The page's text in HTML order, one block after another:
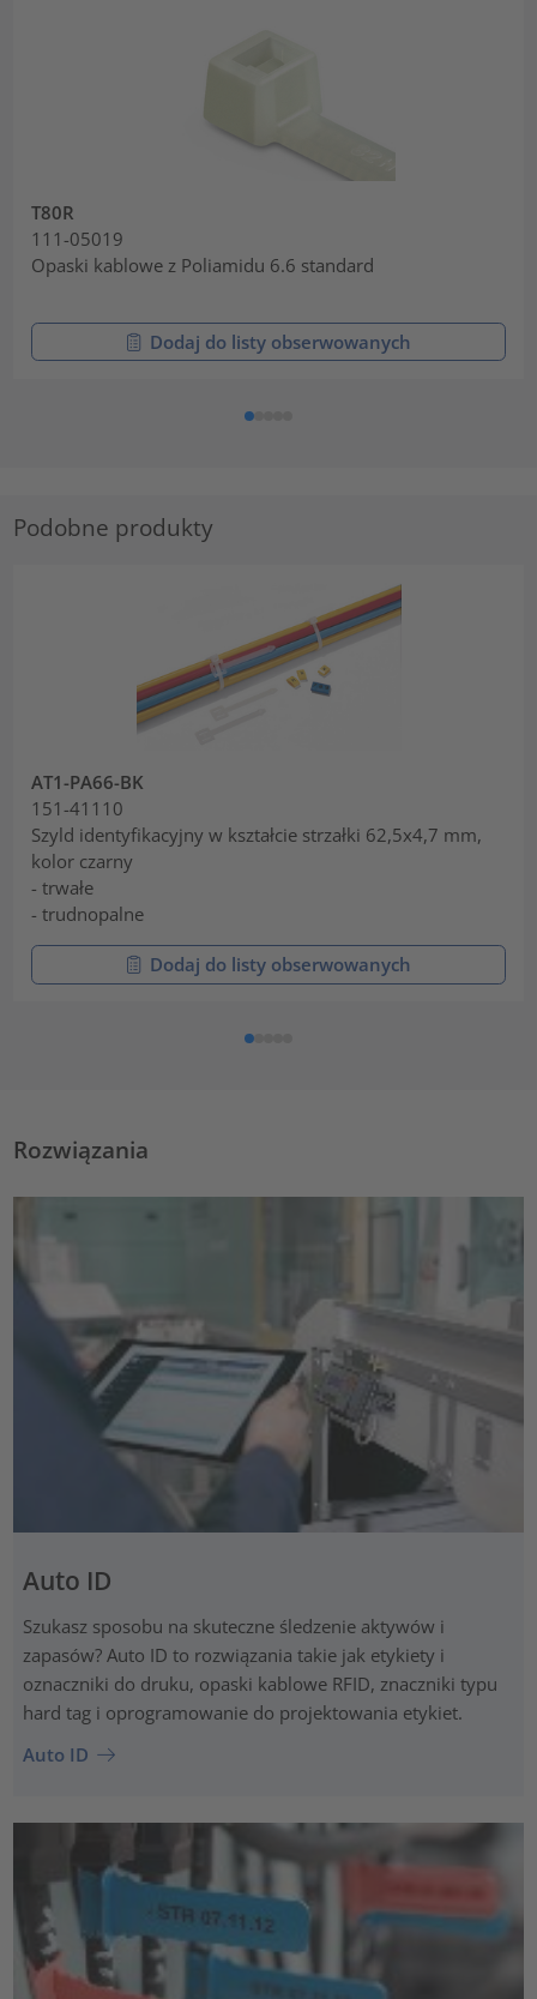
T80R
111-05019
Opaski kablowe z Poliamidu 6.6 standard
Dodaj do listy obserwowanych
Podobne produkty
AT1-PA66-BK
151-41110
Szyld identyfikacyjny w kształcie strzałki 62,5x4,7 mm,
kolor czarny
- trwałe
- trudnopalne
Dodaj do listy obserwowanych
Rozwiązania
Auto ID
Szukasz sposobu na skuteczne śledzenie aktywów i
zapasów? Auto ID to rozwiązania takie jak etykiety i
oznaczniki do druku, opaski kablowe RFID, znaczniki typu
hard tag i oprogramowanie do projektowania etykiet.
Auto ID